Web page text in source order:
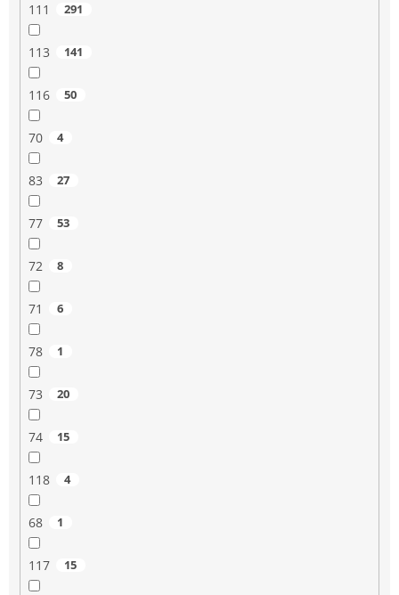
111 291
113 141
116 50
70 4
83 27
77 53
72 8
71 6
78 1
73 20
74 15
118 4
68 1
117 15